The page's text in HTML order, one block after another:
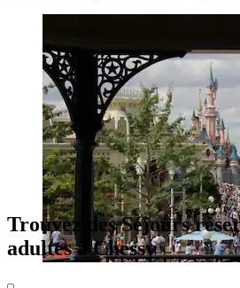
Trouvez des Séjours
adultes à Chessy